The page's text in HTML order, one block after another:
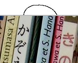
page